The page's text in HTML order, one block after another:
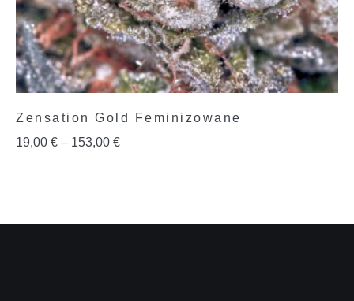
Zensation Gold Feminizowane
19,00 € – 153,00 €